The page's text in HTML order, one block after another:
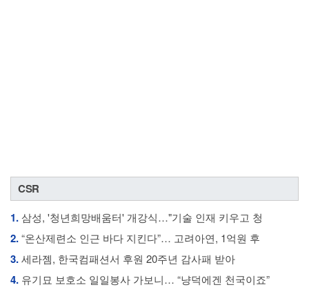
CSR
1.삼성, '청년희망배움터' 개강식…"기술 인재 키우고 청
2.“온산제련소 인근 바다 지킨다”… 고려아연, 1억원 후
3.세라젬, 한국컴패션서 후원 20주년 감사패 받아
4. 유기묘 보호소 일일봉사 가보니… “냥덕에겐 천국이죠”